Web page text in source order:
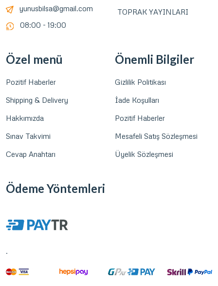
yunusbilsa@gmail.com
08:00 - 19:00
TOPRAK YAYINLARI
Özel menü
Pozitif Haberler
Shipping & Delivery
Hakkımızda
Sınav Takvimi
Cevap Anahtarı
Önemli Bilgiler
Gizlilik Politikası
İade Koşulları
Pozitif Haberler
Mesafeli Satış Sözleşmesi
Üyelik Sözleşmesi
Ödeme Yöntemleri
.